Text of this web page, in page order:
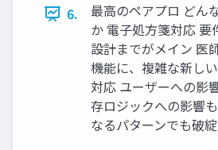
6.
最高のペアプロ どん
か 電子処方箋対応 要
設計までがメイン 医
機能に、複雑な新し
対応 ユーザーへの影
存ロジックへの影響
なるパターンでも破